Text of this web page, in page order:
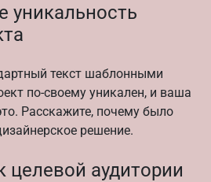
уникальность
текст шаблонными
по-своему уникален, и ваша
Расскажите, почему было
решение.
целевой аудитории